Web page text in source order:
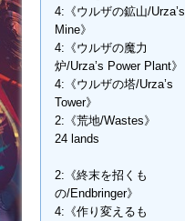
4:《ウルザの鉱山/Urza’s
Mine》
4:《ウルザの魔力
炉/Urza’s Power Plant》
4:《ウルザの塔/Urza’s
Tower》
2:《荒地/Wastes》
24 lands
2:《終末を招くも
の/Endbringer》
4:《作り変えるも